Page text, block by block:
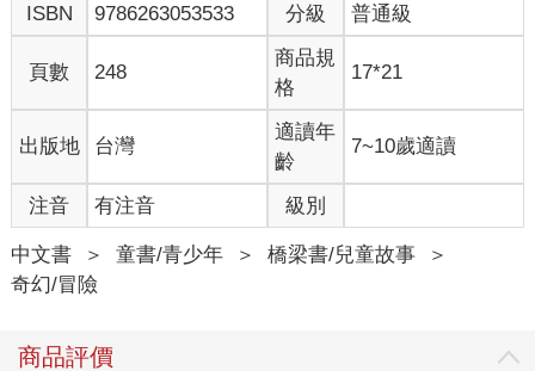
ISBN
9786263053533 分級 普通級
頁數 248
商品規
格
17*21
出版地 台灣
適讀年
齡
7~10歲適讀
注音 有注音 級別
中文書 ＞ 童書/青少年 ＞ 橋梁書/兒童故事
＞
奇幻/冒險
商品評價